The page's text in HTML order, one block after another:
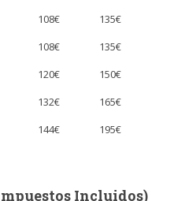
108€
135€
108€
135€
120€
150€
132€
165€
144€ 195€
Incluidos)